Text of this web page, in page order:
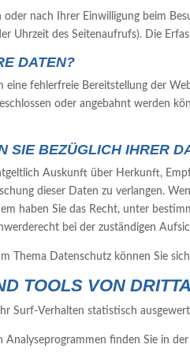
nach Ihrer Einwilligung beim
Uhrzeit des Seitenaufrufs). Die
DATEN?
eine fehlerfreie Bereitstellung der
oder angebahnt werden
SIE BEZÜGLICH IHRER
Auskunft über Herkunft,
dieser Daten zu verlangen.
haben Sie das Recht, unter
bei der zuständigen
Thema Datenschutz können Sie
TOOLS VON
Surf-Verhalten statistisch
Analyseprogrammen finden Sie in